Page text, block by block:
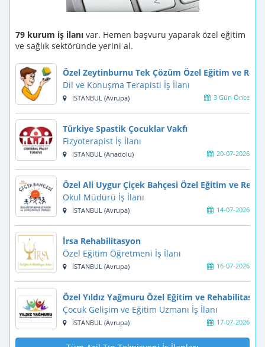
79 kurum iş ilanı var. Hemen başvuru yaparak özel eğitim
ve sağlık sektöründe yerini al.
Özel Zeytinburnu Tek Çözüm Özel Eğitim ve
Dil ve Konuşma Terapisti İş İlanı
3 Gün Önce
İSTANBUL (Avrupa)
Türkiye Spastik Çocuklar Vakfı
Fizyoterapist İş İlanı
20-07-2026
İSTANBUL (Anadolu)
Özel Ali Uygur Çiçek Bahçesi Özel Eğitim ve
Okul Müdürü İş İlanı
14-07-2026
İSTANBUL (Avrupa)
İrsa Rehabilitasyon
Özel Eğitim Öğretmeni İş İlanı
16-07-2026
İSTANBUL (Avrupa)
Özel Yıldız Yağmuru Özel Eğitim ve
Çocuk Gelişim ve Eğitim Uzmanı İş İlanı
17-07-2026
İSTANBUL (Avrupa)